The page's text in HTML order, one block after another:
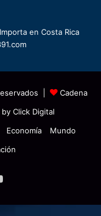
en Costa Rica
|
Cadena
by Click Digital
Economía
Mundo
YouTube